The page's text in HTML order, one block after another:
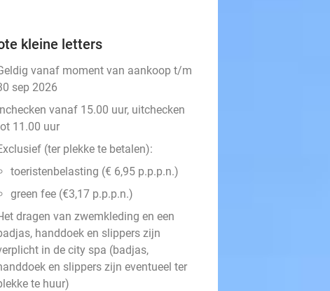
kleine letters
vanaf moment van aankoop t/m
sep 2026
vanaf 15.00 uur, uitchecken
11.00 uur
(ter plekke te betalen):
toeristenbelasting (€ 6,95 p.p.p.n.)
green fee (€3,17 p.p.p.n.)
dragen van zwemkleding en een
handdoek en slippers zijn
in de city spa (badjas,
en slippers zijn eventueel ter
te huur)